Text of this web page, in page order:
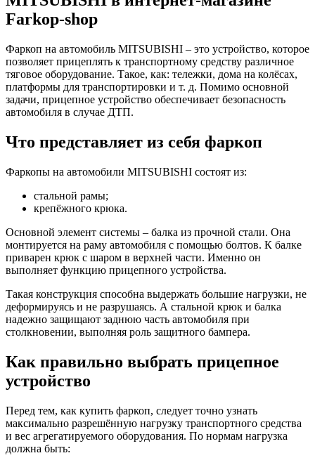
Farkop-shop
Фаркоп на автомобиль MITSUBISHI – это устройство, которое
позволяет прицеплять к транспортному средству различное
тяговое оборудование. Такое, как: тележки, дома на колёсах,
платформы для транспортировки и т. д. Помимо основной
задачи, прицепное устройство обеспечивает безопасность
автомобиля в случае ДТП.
Что представляет из себя фаркоп
Фаркопы на автомобили MITSUBISHI состоят из:
стальной рамы;
крепёжного крюка.
Основной элемент системы – балка из прочной стали. Она
монтируется на раму автомобиля с помощью болтов. К балке
приварен крюк с шаром в верхней части. Именно он
выполняет функцию прицепного устройства.
Такая конструкция способна выдержать большие нагрузки, не
деформируясь и не разрушаясь. А стальной крюк и балка
надежно защищают заднюю часть автомобиля при
столкновении, выполняя роль защитного бампера.
Как правильно выбрать прицепное
устройство
Перед тем, как купить фаркоп, следует точно узнать
максимально разрешённую нагрузку транспортного средства
и вес агрегатируемого оборудования. По нормам нагрузка
должна быть: